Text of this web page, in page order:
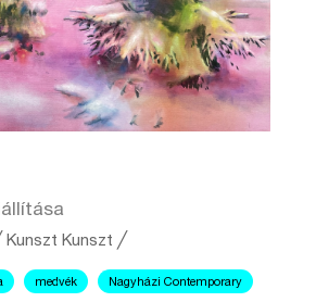
Kunszt Kunszt ╱
medvék Nagyházi Contemporary